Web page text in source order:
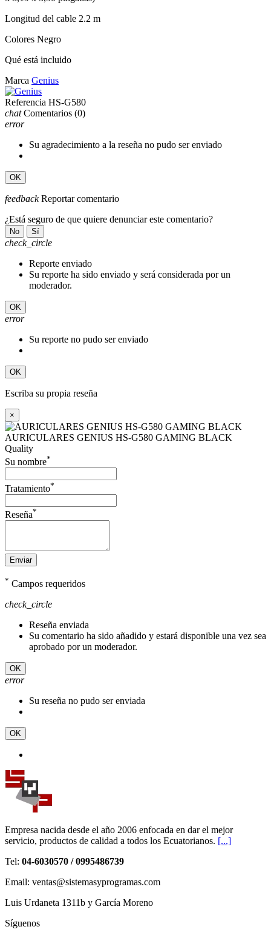
Longitud del cable 2.2 m
Colores Negro
Qué está incluido
Marca Genius
Referencia HS-G580
chat Comentarios (0)
error
Su agradecimiento a la reseña no pudo ser enviado
OK
feedback Reportar comentario
¿Está seguro de que quiere denunciar este comentario?
No Sí
check_circle
Reporte enviado
Su reporte ha sido enviado y será considerada por un
moderador.
OK
error
Su reporte no pudo ser enviado
OK
Escriba su propia reseña
×
AURICULARES GENIUS HS-G580 GAMING BLACK
Quality
Su nombre*
Tratamiento*
Reseña*
Enviar
* Campos requeridos
check_circle
Reseña enviada
Su comentario ha sido añadido y estará disponible una vez sea
aprobado por un moderador.
OK
error
Su reseña no pudo ser enviada
OK
Empresa nacida desde el año 2006 enfocada en dar el mejor
servicio, productos de calidad a todos los Ecuatorianos. [...]
Tel: 04-6030570 / 0995486739
Email: ventas@sistemasyprogramas.com
Luis Urdaneta 1311b y García Moreno
Síguenos